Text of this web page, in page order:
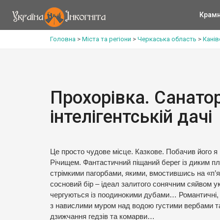
Головна > Міста та регіони > Черкаська область >
Прохорівка.
інтелігентській дачі
Це просто чудове місце. Казкове. Побачив його
Річищем. Фантастичний піщаний берег із
стрімкими пагорбами, якими, вмостившись на
сосновий бір – ідеал залитого сонячним сяйвом
чергуються із поодинокими дубами… Романтичні,
з навислими муром над водою густими вербами
дзижчання гедзів та комарви…